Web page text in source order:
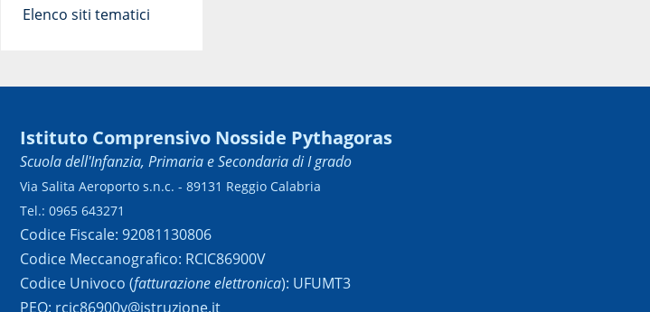
Elenco siti tematici
Istituto Comprensivo Nosside Pythagoras
Scuola dell'Infanzia, Primaria e Secondaria di I grado
Via Salita Aeroporto s.n.c. - 89131 Reggio Calabria
Tel.: 0965 643271
Codice Fiscale: 92081130806
Codice Meccanografico: RCIC86900V
Codice Univoco (fatturazione elettronica): UFUMT3
PEO: rcic86900v@istruzione.it